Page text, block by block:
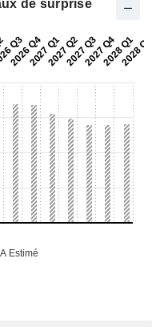
de surprise